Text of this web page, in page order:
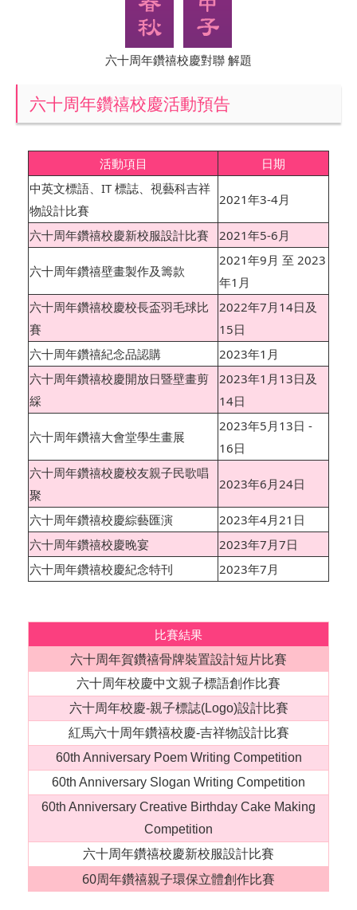
六十周年鑽禧校慶對聯 解題
六十周年鑽禧校慶活動預告
活動項目
日期
中英文標語、IT 標誌、視藝科吉祥
物設計比賽
2021年3-4月
六十周年鑽禧校慶新校服設計比賽 2021年5-6月
六十周年鑽禧壁畫製作及籌款
2021年9月 至 2023
年1月
六十周年鑽禧校慶校長盃羽毛球比
賽
2022年7月14日及
15日
六十周年鑽禧紀念品認購
2023年1月
六十周年鑽禧校慶開放日暨壁畫剪
綵
2023年1月13日及
14日
六十周年鑽禧大會堂學生畫展
2023年5月13日 -
16日
六十周年鑽禧校慶校友親子民歌唱
聚
2023年6月24日
六十周年鑽禧校慶綜藝匯演
2023年4月21日
六十周年鑽禧校慶晚宴
2023年7月7日
六十周年鑽禧校慶紀念特刊
2023年7月
比賽結果
六十周年賀鑽禧骨牌裝置設計短片比賽
六十周年校慶中文親子標語創作比賽
六十周年校慶-親子標誌(Logo)設計比賽
紅馬六十周年鑽禧校慶-吉祥物設計比賽
60th Anniversary Poem Writing Competition
60th Anniversary Slogan Writing Competition
60th Anniversary Creative Birthday Cake Making
Competition
六十周年鑽禧校慶新校服設計比賽
60周年鑽禧親子環保立體創作比賽